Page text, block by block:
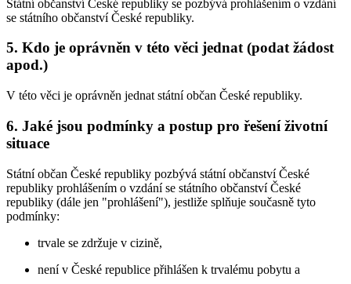
Státní občanství České republiky se pozbývá prohlášením o vzdání
se státního občanství České republiky.
5. Kdo je oprávněn v této věci jednat (podat žádost
apod.)
V této věci je oprávněn jednat státní občan České republiky.
6. Jaké jsou podmínky a postup pro řešení životní
situace
Státní občan České republiky pozbývá státní občanství České
republiky prohlášením o vzdání se státního občanství České
republiky (dále jen "prohlášení"), jestliže splňuje současně tyto
podmínky:
trvale se zdržuje v cizině,
není v České republice přihlášen k trvalému pobytu a